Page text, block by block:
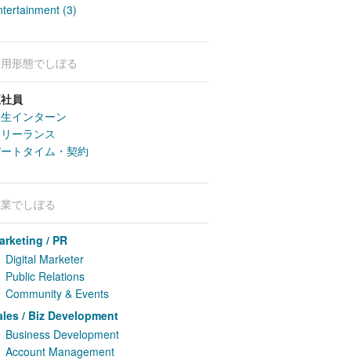
(3)
形態でしぼる
員
インターン
ーランス
トタイム・契約
でしぼる
/ PR
Digital Marketer
Public Relations
Community & Events
/ Biz Development
Business Development
Account Management